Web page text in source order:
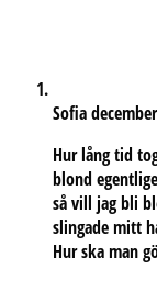
Sofia
Hur lång tid
blond
så vill jag bli
slingade mitt
Hur ska man